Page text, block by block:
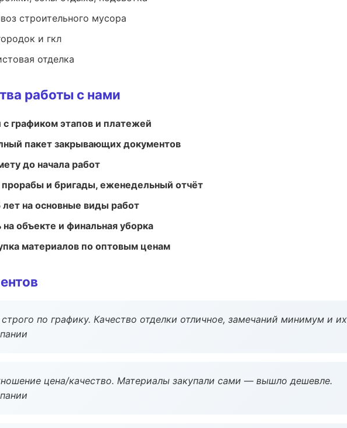
строительного мусора
и гкл
отделка
работы с нами
графиком этапов и платежей
пакет закрывающих документов
до начала работ
и бригады, еженедельный отчёт
лет на основные виды работ
на объекте и финальная уборка
материалов по оптовым ценам
по графику. Качество отделки отличное, замечаний минимум и
цена/качество. Материалы закупали сами — вышло дешевле.